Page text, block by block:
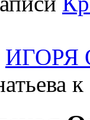
ИГОРЯ
к